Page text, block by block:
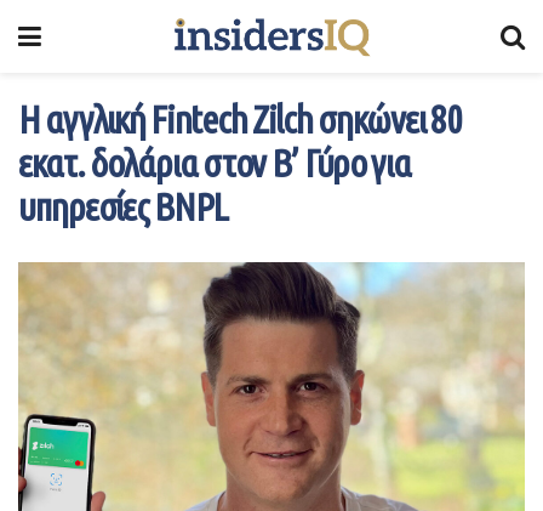
Η αγγλική Fintech Zilch σηκώνει 80
εκατ. δολάρια στον Β’ Γύρο για
υπηρεσίες BNPL